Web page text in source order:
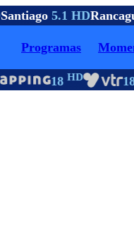
5.1 HD
Programas
18HD 18